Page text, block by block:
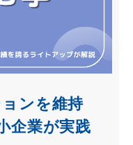
ンを維持
企業が実践